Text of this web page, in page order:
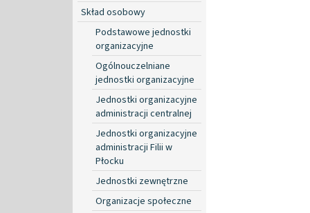
Skład osobowy
Podstawowe jednostki
organizacyjne
Ogólnouczelniane
jednostki organizacyjne
Jednostki organizacyjne
administracji centralnej
Jednostki organizacyjne
administracji Filii w
Płocku
Jednostki zewnętrzne
Organizacje społeczne